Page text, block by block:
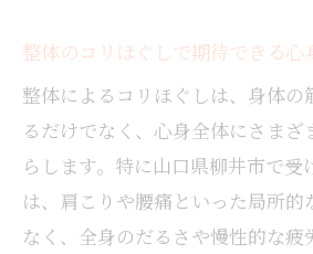
整体のコリほぐしで期待できる心
整体によるコリほぐしは、身体の
るだけでなく、心身全体にさまざ
らします。特に山口県柳井市で受
は、肩こりや腰痛といった局所的
なく、全身のだるさや慢性的な疲